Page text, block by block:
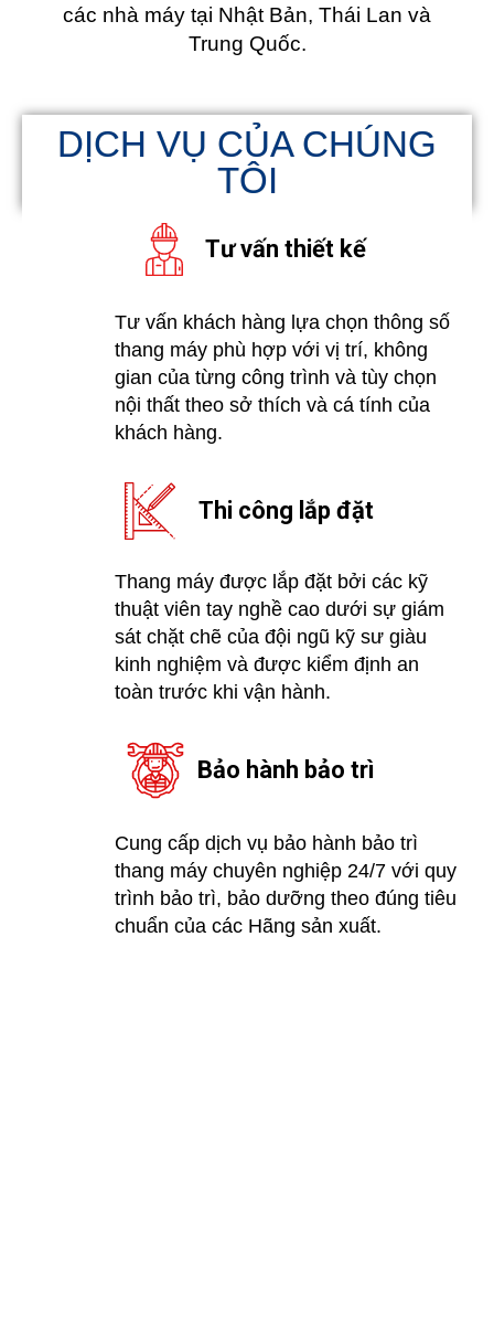
các nhà máy tại Nhật Bản, Thái Lan và
Trung Quốc.
DỊCH VỤ CỦA CHÚNG
TÔI
Tư vấn thiết kế
Tư vấn khách hàng lựa chọn thông số
thang máy phù hợp với vị trí, không
gian của từng công trình và tùy chọn
nội thất theo sở thích và cá tính của
khách hàng.
Thi công lắp đặt
Thang máy được lắp đặt bởi các kỹ
thuật viên tay nghề cao dưới sự giám
sát chặt chẽ của đội ngũ kỹ sư giàu
kinh nghiệm và được kiểm định an
toàn trước khi vận hành.
Bảo hành bảo trì
Cung cấp dịch vụ bảo hành bảo trì
thang máy chuyên nghiệp 24/7 với quy
trình bảo trì, bảo dưỡng theo đúng tiêu
chuẩn của các Hãng sản xuất.